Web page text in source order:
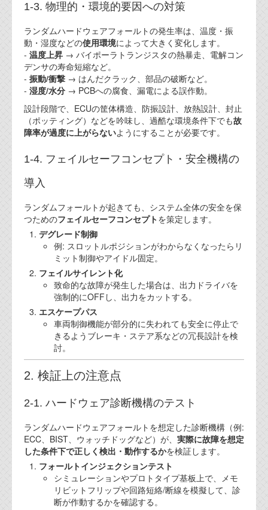
1-3. 物理的・環境的要因への対策
ランダムハードウェアフォールトの発生率は、温度・振
動・湿度などの使用環境によって大きく変化します。
- 温度上昇 → バイポーラトランジスタの熱暴走、電解コン
デンサの寿命短縮など。
- 振動/衝撃 → はんだクラック、部品の破断など。
- 湿度/水分 → PCBへの腐食、漏電による誤作動。
設計段階で、ECUの筐体構造、防振設計、放熱設計、封止
（ポッティング）などを吟味し、過酷な環境条件下でも故
障率が過度に上がらないようにすることが必要です。
1-4. フェイルセーフコンセプト・安全機構の
導入
ランダムフォールトが起きても、システム全体の安全を保
つためのフェイルセーフコンセプトを策定します。
デグレード制御
例: スロットルポジションがわからなくなったらリ
ミット制御やアイドル固定。
フェイルサイレント化
致命的な故障が発生した場合は、出力ドライバを
強制的にOFFし、出力をカットする。
エスケープパス
車両制御機能が部分的に失われても安全に停止で
きるようブレーキ・ステア系などの冗長設計を検
討。
2. 検証上の注意点
2-1. ハードウェア診断機構のテスト
ランダムハードウェアフォールトを想定した診断機構（例:
ECC、BIST、ウォッチドッグなど）が、 実際に故障を想定
した条件下で正しく検出・動作するかを検証します。
フォールトインジェクションテスト
シミュレーションやプロトタイプ基板上で、メモ
リビットフリップや回路短絡/断線を模擬して、診
断が作動するかを確認する。